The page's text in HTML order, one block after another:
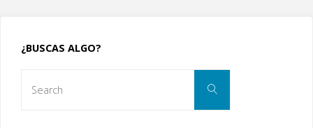
¿BUSCAS ALGO?
Search